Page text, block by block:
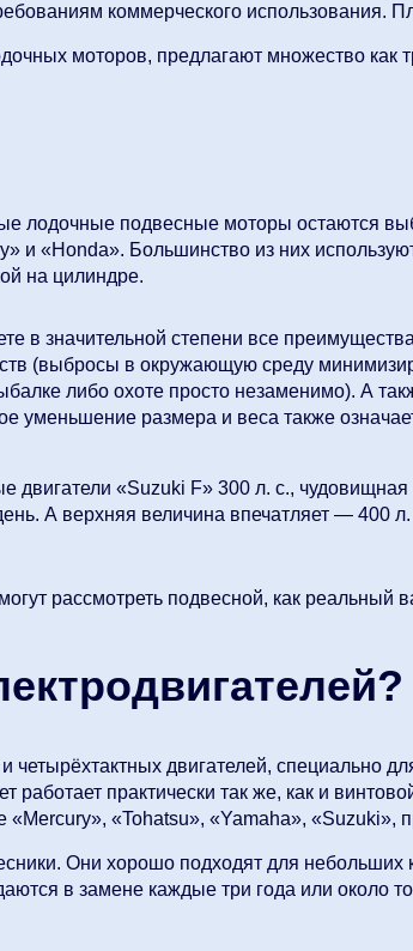
коммерческого использования.
моторов, предлагают множество как
лодочные подвесные моторы остаются
и «Honda». Большинство из них
на цилиндре.
в значительной степени все
(выбросы в окружающую среду
либо охоте просто незаменимо). А
уменьшение размера и веса также
двигатели «Suzuki F» 300 л. с.,
А верхняя величина впечатляет — 400 л.
рассмотреть подвесной, как реальный
двигателей, специально
практически так же, как и
«Mercury», «Tohatsu», «Yamaha»,
Они хорошо подходят для небольших
в замене каждые три года или около